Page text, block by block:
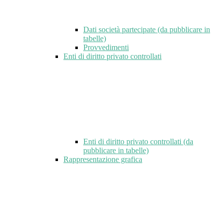
Dati società partecipate (da pubblicare in
tabelle)
Provvedimenti
Enti di diritto privato controllati
Enti di diritto privato controllati (da
pubblicare in tabelle)
Rappresentazione grafica